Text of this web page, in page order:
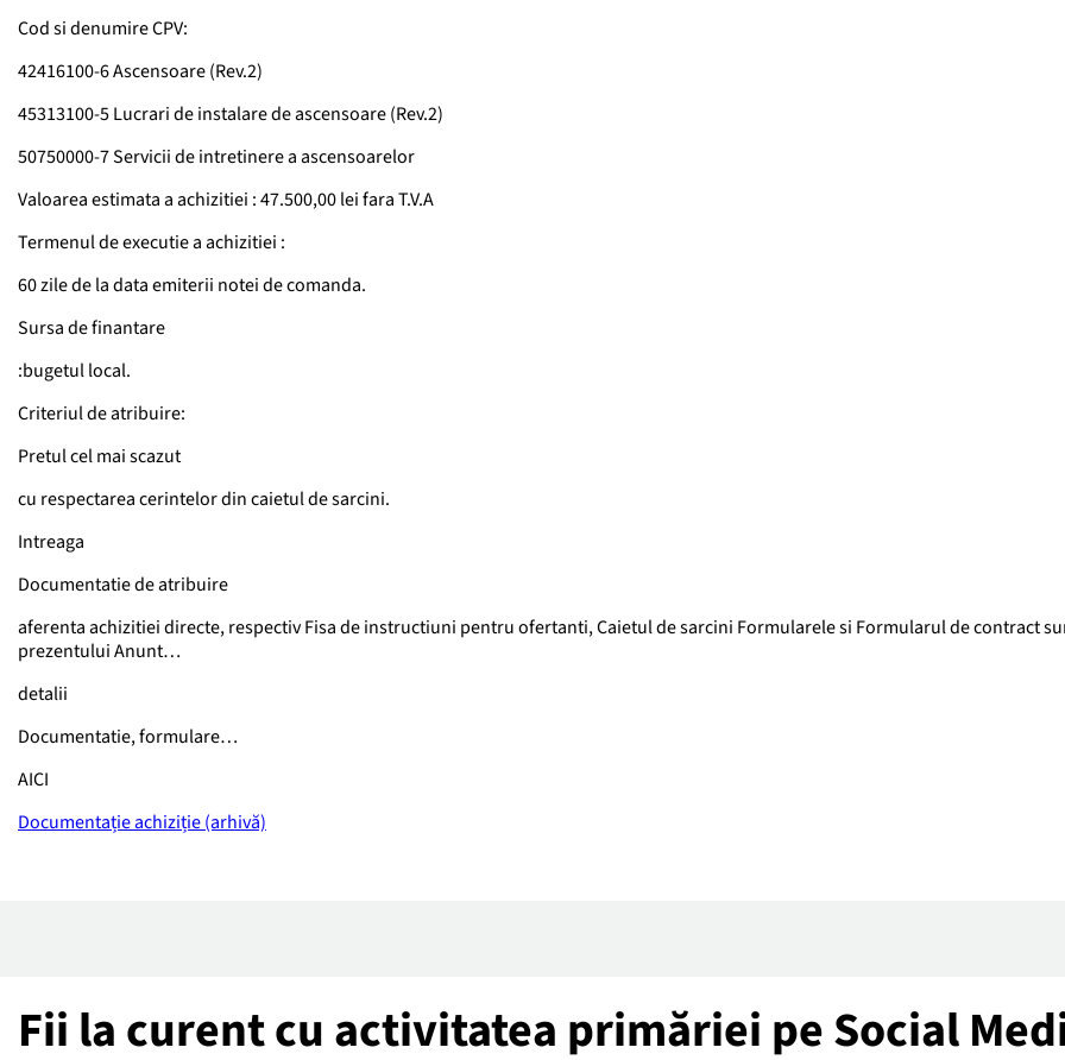
Cod si denumire CPV:
42416100-6 Ascensoare (Rev.2)
45313100-5 Lucrari de instalare de ascensoare (Rev.2)
50750000-7 Servicii de intretinere a ascensoarelor
Valoarea estimata a achizitiei : 47.500,00 lei fara T.V.A
Termenul de executie a achizitiei :
60 zile de la data emiterii notei de comanda.
Sursa de finantare
:bugetul local.
Criteriul de atribuire:
Pretul cel mai scazut
cu respectarea cerintelor din caietul de sarcini.
Intreaga
Documentatie de atribuire
aferenta achizitiei directe, respectiv Fisa de instructiuni pentru ofertanti, Caietul de sarcini Formularele si Formularul de contract
prezentului Anunt…
detalii
Documentatie, formulare…
AICI
Documentație achiziție (arhivă)
Fii la curent cu activitatea primăriei pe Social